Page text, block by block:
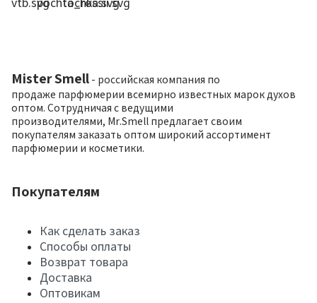
Mister Smell - российская компания по
продаже парфюмерии всемирно известных марок духов
оптом. Сотрудничая с ведущими
производителями, Mr.Smell предлагает своим
покупателям заказать оптом широкий ассортимент
парфюмерии и косметики.
Покупателям
Как сделать заказ
Способы оплаты
Возврат товара
Доставка
Оптовикам